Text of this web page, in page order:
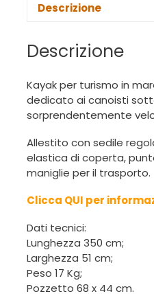
Descrizione
Descrizione
Kayak per turismo in
dedicato ai canoisti
sorprendentemente
Allestito con sedile
elastica di coperta,
maniglie per il trasporto.
Clicca QUI per
Dati tecnici:
Lunghezza 350 cm;
Larghezza 51 cm;
Peso 17 Kg;
Pozzetto 68 x 44 cm.